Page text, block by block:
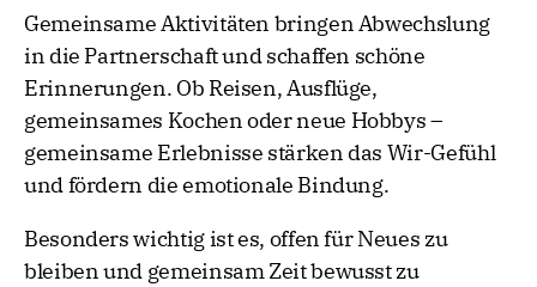
Gemeinsame Aktivitäten bringen Abwechslung
in die Partnerschaft und schaffen schöne
Erinnerungen. Ob Reisen, Ausflüge,
gemeinsames Kochen oder neue Hobbys –
gemeinsame Erlebnisse stärken das Wir-Gefühl
und fördern die emotionale Bindung.
Besonders wichtig ist es, offen für Neues zu
bleiben und gemeinsam Zeit bewusst zu